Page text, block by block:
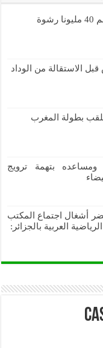
الاستقالة من الوداد
بطولة المغرب
بتهمة ترويج
أشغال اجتماع المكتب
العربية بالجزائر: